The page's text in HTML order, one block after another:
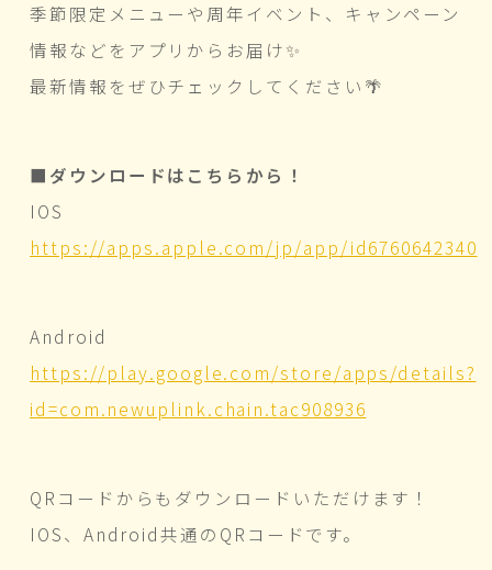
季節限定メニューや周年イベント、キャンペーン
情報などをアプリからお届け✨
最新情報をぜひチェックしてください🌴
■ダウンロードはこちらから！
IOS
https://apps.apple.com/jp/app/id6760642340
Android
https://play.google.com/store/apps/details?
id=com.newuplink.chain.tac908936
QRコードからもダウンロードいただけます！
IOS、Android共通のQRコードです。